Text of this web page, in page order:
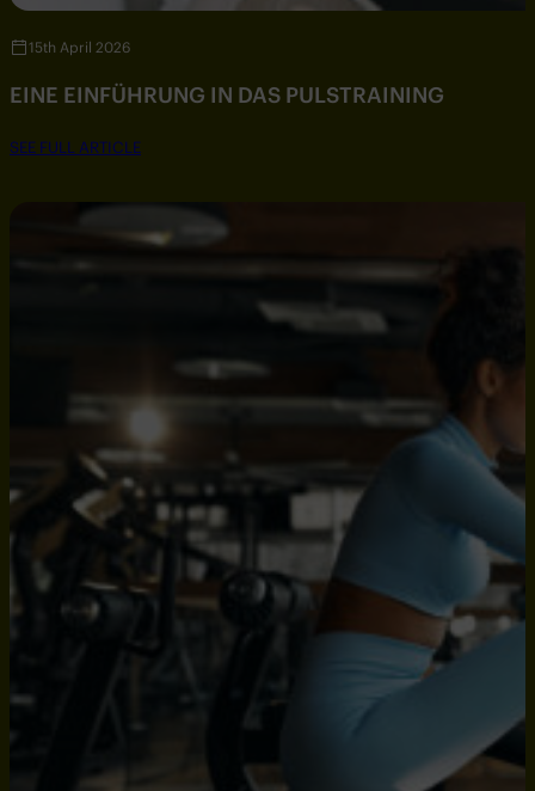
15th April 2026
EINE EINFÜHRUNG IN DAS PULSTRAINING
SEE FULL ARTICLE